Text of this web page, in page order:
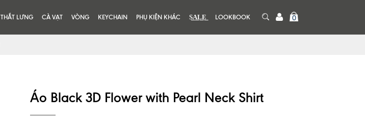
THẮT LƯNG CÀ VẠT VÒNG KEYCHAIN PHỤ KIỆN KHÁC S͟A͟L͟E͟ LOOKBOOK 0
Áo Black 3D Flower with Pearl Neck Shirt